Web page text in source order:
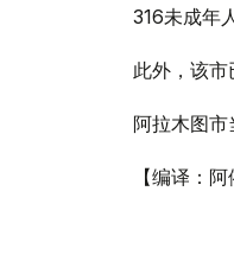
316未成年人
此外，该市
阿拉木图市
【编译：阿